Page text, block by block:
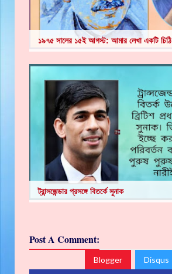
১৯৭৫ সালের ১৫ই আগস্ট: আমার লেখা একটি চিঠি
ট্রান্সজেন্ডার প্রসঙ্গে বিতর্কে সুনাক
Post A Comment:
Blogger Disqus